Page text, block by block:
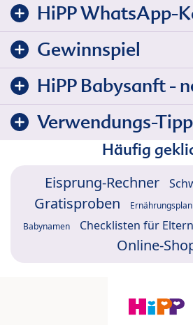
HiPP WhatsApp-
Gewinnspiel
HiPP Babysanft -
Verwendungs-
Häufig
Eisprung-Rechner
Gratisproben Ernährungsplan
Babynamen Checklisten für Eltern
Online-